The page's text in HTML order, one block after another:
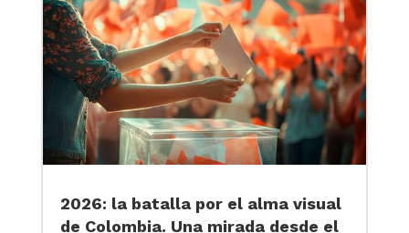
2026: la batalla por el alma visual
de Colombia. Una mirada desde el